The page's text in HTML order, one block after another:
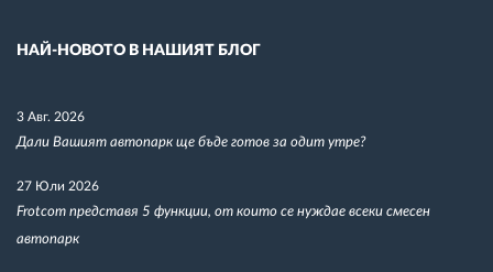
НАЙ-НОВОТО В НАШИЯТ БЛОГ
3 Авг. 2026
Дали Вашият автопарк ще бъде готов за одит утре?
27 Юли 2026
Frotcom представя 5 функции, от които се нуждае всеки смесен
автопарк